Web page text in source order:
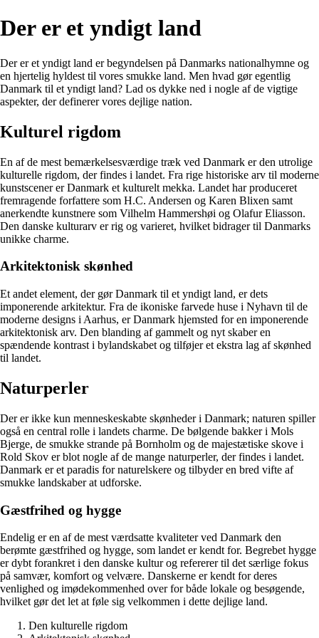
Der er et yndigt land
Der er et yndigt land er begyndelsen på Danmarks nationalhymne og
en hjertelig hyldest til vores smukke land. Men hvad gør egentlig
Danmark til et yndigt land? Lad os dykke ned i nogle af de vigtige
aspekter, der definerer vores dejlige nation.
Kulturel rigdom
En af de mest bemærkelsesværdige træk ved Danmark er den utrolige
kulturelle rigdom, der findes i landet. Fra rige historiske arv til moderne
kunstscener er Danmark et kulturelt mekka. Landet har produceret
fremragende forfattere som H.C. Andersen og Karen Blixen samt
anerkendte kunstnere som Vilhelm Hammershøi og Olafur Eliasson.
Den danske kulturarv er rig og varieret, hvilket bidrager til Danmarks
unikke charme.
Arkitektonisk skønhed
Et andet element, der gør Danmark til et yndigt land, er dets
imponerende arkitektur. Fra de ikoniske farvede huse i Nyhavn til de
moderne designs i Aarhus, er Danmark hjemsted for en imponerende
arkitektonisk arv. Den blanding af gammelt og nyt skaber en
spændende kontrast i bylandskabet og tilføjer et ekstra lag af skønhed
til landet.
Naturperler
Der er ikke kun menneskeskabte skønheder i Danmark; naturen spiller
også en central rolle i landets charme. De bølgende bakker i Mols
Bjerge, de smukke strande på Bornholm og de majestætiske skove i
Rold Skov er blot nogle af de mange naturperler, der findes i landet.
Danmark er et paradis for naturelskere og tilbyder en bred vifte af
smukke landskaber at udforske.
Gæstfrihed og hygge
Endelig er en af de mest værdsatte kvaliteter ved Danmark den
berømte gæstfrihed og hygge, som landet er kendt for. Begrebet hygge
er dybt forankret i den danske kultur og refererer til det særlige fokus
på samvær, komfort og velvære. Danskerne er kendt for deres
venlighed og imødekommenhed over for både lokale og besøgende,
hvilket gør det let at føle sig velkommen i dette dejlige land.
Den kulturelle rigdom